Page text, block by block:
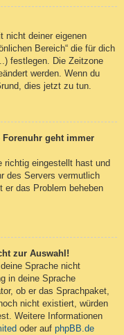
nicht deiner eigenen
Bereich“ die für dich
festlegen. Die Zeitzone
werden. Wenn du
dies jetzt zu tun.
Forenuhr geht immer
richtig eingestellt hast und
des Servers vermutlich
er das Problem beheben
zur Auswahl!
Sprache nicht
in deine Sprache
ob er das Sprachpaket,
nicht existiert, würden
Weitere Informationen
oder auf phpBB.de